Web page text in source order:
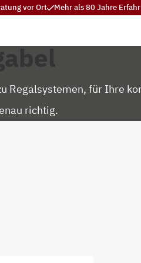
vor Ort Mehr als 80 Jahre
Regalsystemen, für Ihre
richtig.